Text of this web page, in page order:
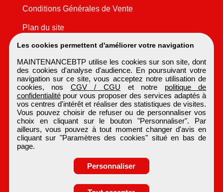
Les cookies permettent d'améliorer votre navigation
MAINTENANCEBTP utilise les cookies sur son site, dont
des cookies d'analyse d'audience. En poursuivant votre
navigation sur ce site, vous acceptez notre utilisation de
cookies, nos CGV / CGU et notre politique de
confidentialitépour vous proposer des services adaptés à
vos centres d'intérêt et réaliser des statistiques de visites.
Vous pouvez choisir de refuser ou de personnaliser vos
choix en cliquant sur le bouton "Personnaliser". Par
ailleurs, vous pouvez à tout moment changer d'avis en
cliquant sur "Paramètres des cookies" situé en bas de
page.
Personnaliser
Conditions Générales de Vente
Plan du site